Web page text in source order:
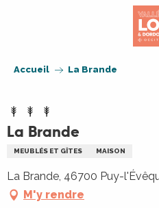
Accueil La Brande
La Brande
MEUBLÉS ET GÎTES MAISON
La Brande, 46700 Puy-
M'y rendre